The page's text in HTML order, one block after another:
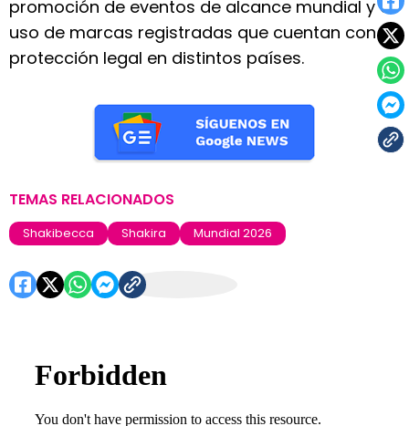
promoción de eventos de alcance mundial y el
uso de marcas registradas que cuentan con
protección legal en distintos países.
TEMAS RELACIONADOS
Shakibecca Shakira Mundial 2026